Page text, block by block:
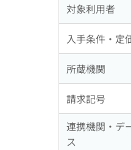
対象利用者
入手条件・定
所蔵機関
請求記号
連携機関・デ
ス